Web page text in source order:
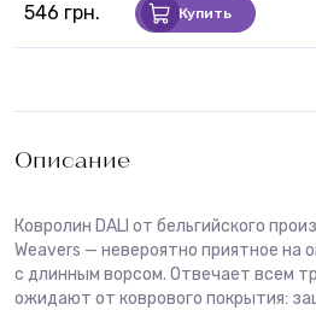
Описание
Ковролин DALI от бельгийского
Weavers — невероятно приятное на
с длинным ворсом. Отвечает всем
ожидают от коврового покрытия:
546 грн. Купить